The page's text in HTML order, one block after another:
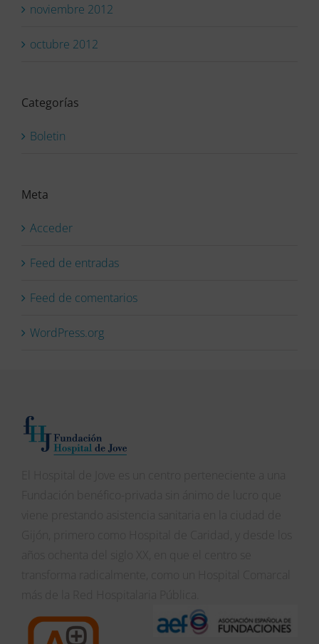
noviembre 2012
octubre 2012
Categorías
Boletin
Meta
Acceder
Feed de entradas
Feed de comentarios
WordPress.org